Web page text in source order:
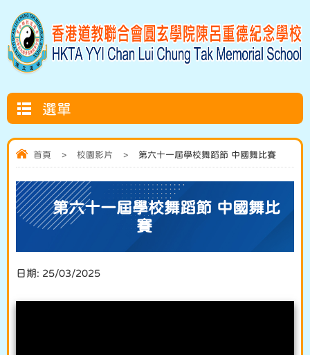
選單
首頁 > 校園影片 > 第六十一屆學校舞蹈節 中國舞比賽
第六十一屆學校舞蹈節 中國舞比
賽
日期: 25/03/2025